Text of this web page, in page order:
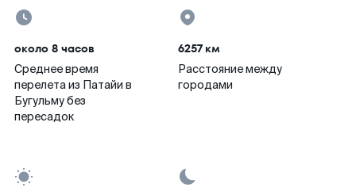
около 8 часов
Среднее время
перелета из Патайи в
Бугульму без
пересадок
6257 км
Расстояние между
городами